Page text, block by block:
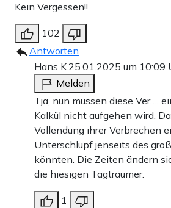
Kein Vergessen!!
102
Antworten
Hans K.25.01.2025 um 10:09
Melden
Tja, nun müssen diese Ver….
Kalkül nicht aufgehen wird.
Vollendung ihrer Verbrechen
Unterschlupf jenseits des
könnten. Die Zeiten ändern
die hiesigen Tagträumer.
1